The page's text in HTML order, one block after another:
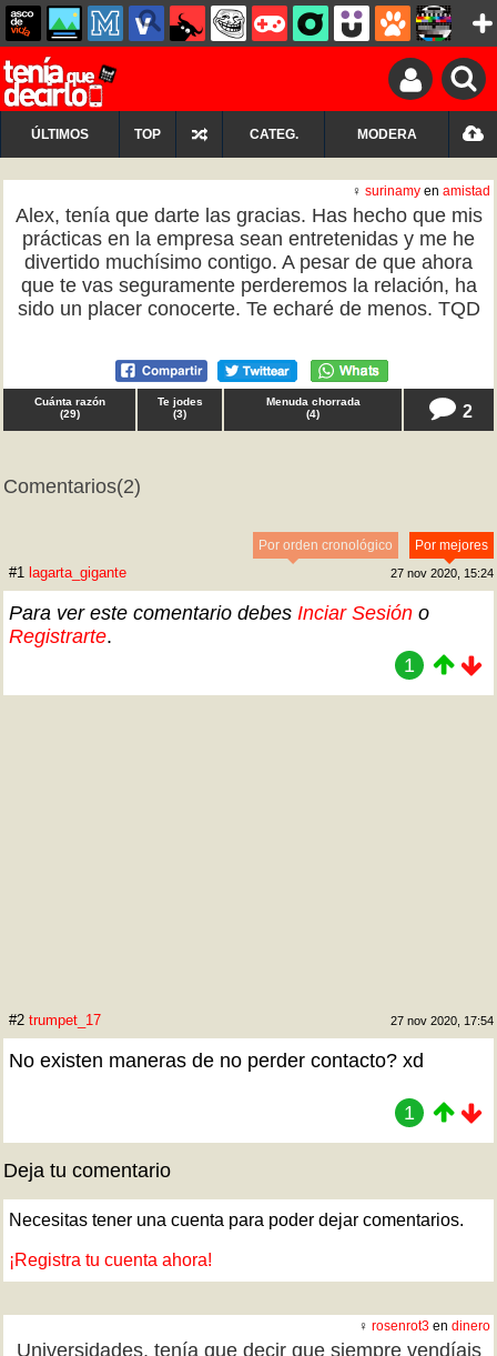
ÚLTIMOS TOP CATEG. MODERA
♀ surinamy en amistad
Alex, tenía que darte las gracias. Has hecho que mis
prácticas en la empresa sean entretenidas y me he
divertido muchísimo contigo. A pesar de que ahora
que te vas seguramente perderemos la relación, ha
sido un placer conocerte. Te echaré de menos. TQD
Cuánta razón
(29)
Te jodes
(3)
Menuda chorrada
(4) 2
Comentarios(2)
Por mejores
Por orden cronológico
#1 lagarta_gigante 27 nov 2020, 15:24
Para ver este comentario debes Inciar Sesión o
Registrarte.
1
#2 trumpet_17 27 nov 2020, 17:54
No existen maneras de no perder contacto? xd
1
Deja tu comentario
Necesitas tener una cuenta para poder dejar comentarios.
¡Registra tu cuenta ahora!
♀ rosenrot3 en dinero
Universidades, tenía que decir que siempre vendíais